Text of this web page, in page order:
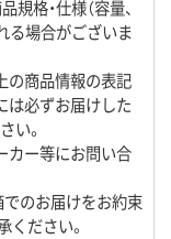
格・仕様（容量、
る場合がございま
の商品情報の表記
は必ずお届けした
い。
カー等にお問い合
でのお届けをお約束
ださい。